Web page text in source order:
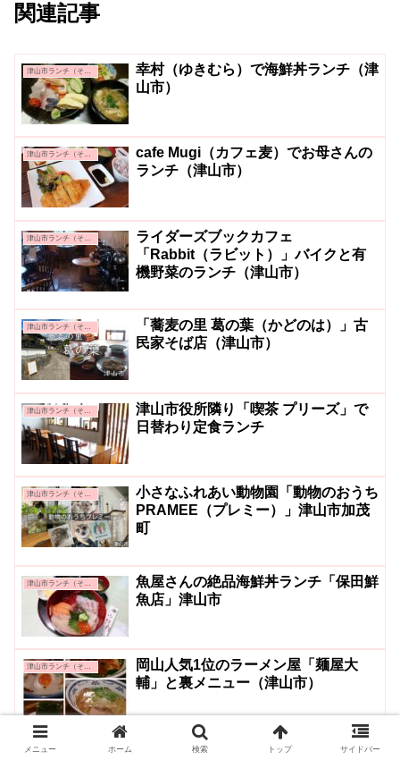
関連記事
津山市ランチ（その他）
幸村（ゆきむら）で海鮮丼ランチ（津
山市）
津山市ランチ（その他）
cafe Mugi（カフェ麦）でお母さんの
ランチ（津山市）
ライダーズブックカフェ
「Rabbit（ラビット）」バイクと有
機野菜のランチ（津山市）
津山市ランチ（その他）
「蕎麦の里 葛の葉（かどのは）」古
民家そば店（津山市）
津山市役所隣り「喫茶 プリーズ」で
日替わり定食ランチ
津山市ランチ（その他）
小さなふれあい動物園「動物のおうち
PRAMEE（プレミー）」津山市加茂
町
津山市ランチ（その他）
魚屋さんの絶品海鮮丼ランチ「保田鮮
魚店」津山市
津山市ランチ（その他）
岡山人気1位のラーメン屋「麺屋大
輔」と裏メニュー（津山市）
メニュー ホーム 検索 トップ サイドバー